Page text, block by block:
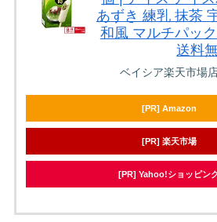
あずき 練乳 抹茶
和風 マルチパッ
送料
ベイシア楽天市場
[PR] Amazon
[PR] 楽天市場
[PR] Yahoo!ショッピン